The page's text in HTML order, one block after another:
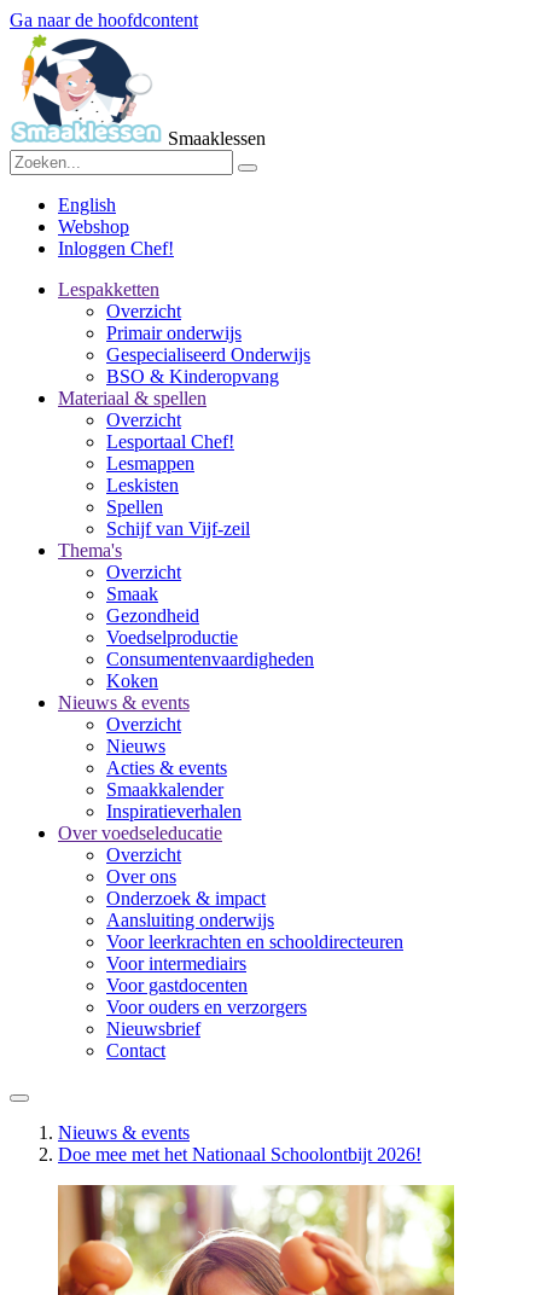
Ga naar de hoofdcontent
Smaaklessen
English
Webshop
Inloggen Chef!
Lespakketten
Overzicht
Primair onderwijs
Gespecialiseerd Onderwijs
BSO & Kinderopvang
Materiaal & spellen
Overzicht
Lesportaal Chef!
Lesmappen
Leskisten
Spellen
Schijf van Vijf-zeil
Thema's
Overzicht
Smaak
Gezondheid
Voedselproductie
Consumentenvaardigheden
Koken
Nieuws & events
Overzicht
Nieuws
Acties & events
Smaakkalender
Inspiratieverhalen
Over voedseleducatie
Overzicht
Over ons
Onderzoek & impact
Aansluiting onderwijs
Voor leerkrachten en schooldirecteuren
Voor intermediairs
Voor gastdocenten
Voor ouders en verzorgers
Nieuwsbrief
Contact
Nieuws & events
Doe mee met het Nationaal Schoolontbijt 2026!